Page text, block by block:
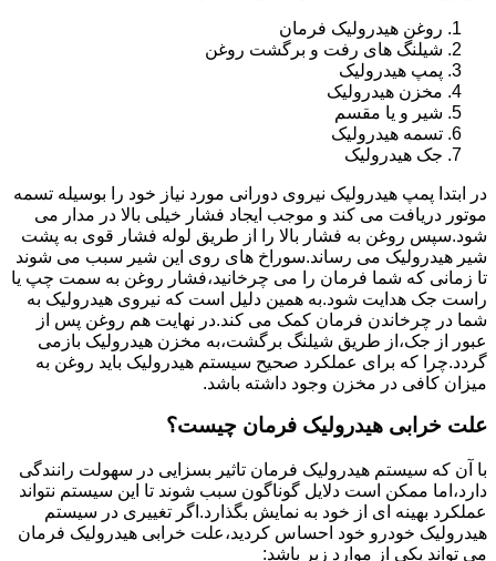
روغن هیدرولیک فرمان
شیلنگ های رفت و برگشت روغن
پمپ هیدرولیک
مخزن هیدرولیک
شیر و یا مقسم
تسمه هیدرولیک
جک هیدرولیک
در ابتدا پمپ هیدرولیک نیروی دورانی مورد نیاز خود را بوسیله تسمه
موتور دریافت می کند و موجب ایجاد فشار خیلی بالا در مدار می
شود.سپس روغن به فشار بالا را از طریق لوله فشار قوی به پشت
شیر هیدرولیک می رساند.سوراخ های روی این شیر سبب می شوند
تا زمانی که شما فرمان را می چرخانید،فشار روغن به سمت چپ یا
راست جک هدایت شود.به همین دلیل است که نیروی هیدرولیک به
شما در چرخاندن فرمان کمک می کند.در نهایت هم روغن پس از
عبور از جک،از طریق شیلنگ برگشت،به مخزن هیدرولیک بازمی
گردد.چرا که برای عملکرد صحیح سیستم هیدرولیک باید روغن به
میزان کافی در مخزن وجود داشته باشد.
علت خرابی هیدرولیک فرمان چیست؟
با آن که سیستم هیدرولیک فرمان تاثیر بسزایی در سهولت رانندگی
دارد،اما ممکن است دلایل گوناگون سبب شوند تا این سیستم نتواند
عملکرد بهینه ای از خود به نمایش بگذارد.اگر تغییری در سیستم
هیدرولیک خودرو خود احساس کردید،علت خرابی هیدرولیک فرمان
می تواند یکی از موارد زیر باشد: